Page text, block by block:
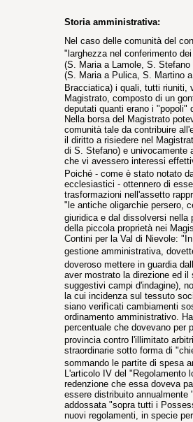
Storia amministrativa:
Nel caso delle comunità del
"larghezza nel conferimento
(S. Maria a Lamole, S.
(S. Maria a Pulica, S. Martino
Bracciatica) i quali, tutti riuniti,
Magistrato, composto di un
deputati quanti erano i "popoli"
Nella borsa del Magistrato
comunità tale da contribuire
il diritto a risiedere nel
di S. Stefano) e univocamente
che vi avessero interessi
Poiché - come è stato notato
ecclesiastici - ottennero di
trasformazioni nell'assetto
"le antiche oligarchie persero,
giuridica e dal dissolversi nella
della piccola proprietà nei
Contini per la Val di Nievole:
gestione amministrativa,
doveroso mettere in guardia
aver mostrato la direzione ed
suggestivi campi d'indagine),
la cui incidenza sul tessuto
siano verifìcati cambiamenti
ordinamento amministrativo.
percentuale che dovevano per
provincia contro l'illimitato
straordinarie sotto forma di
sommando le partite di spesa
L'articolo IV del "Regolamento
redenzione che essa doveva
essere distribuito
addossata "sopra tutti i
nuovi regolamenti, in specie